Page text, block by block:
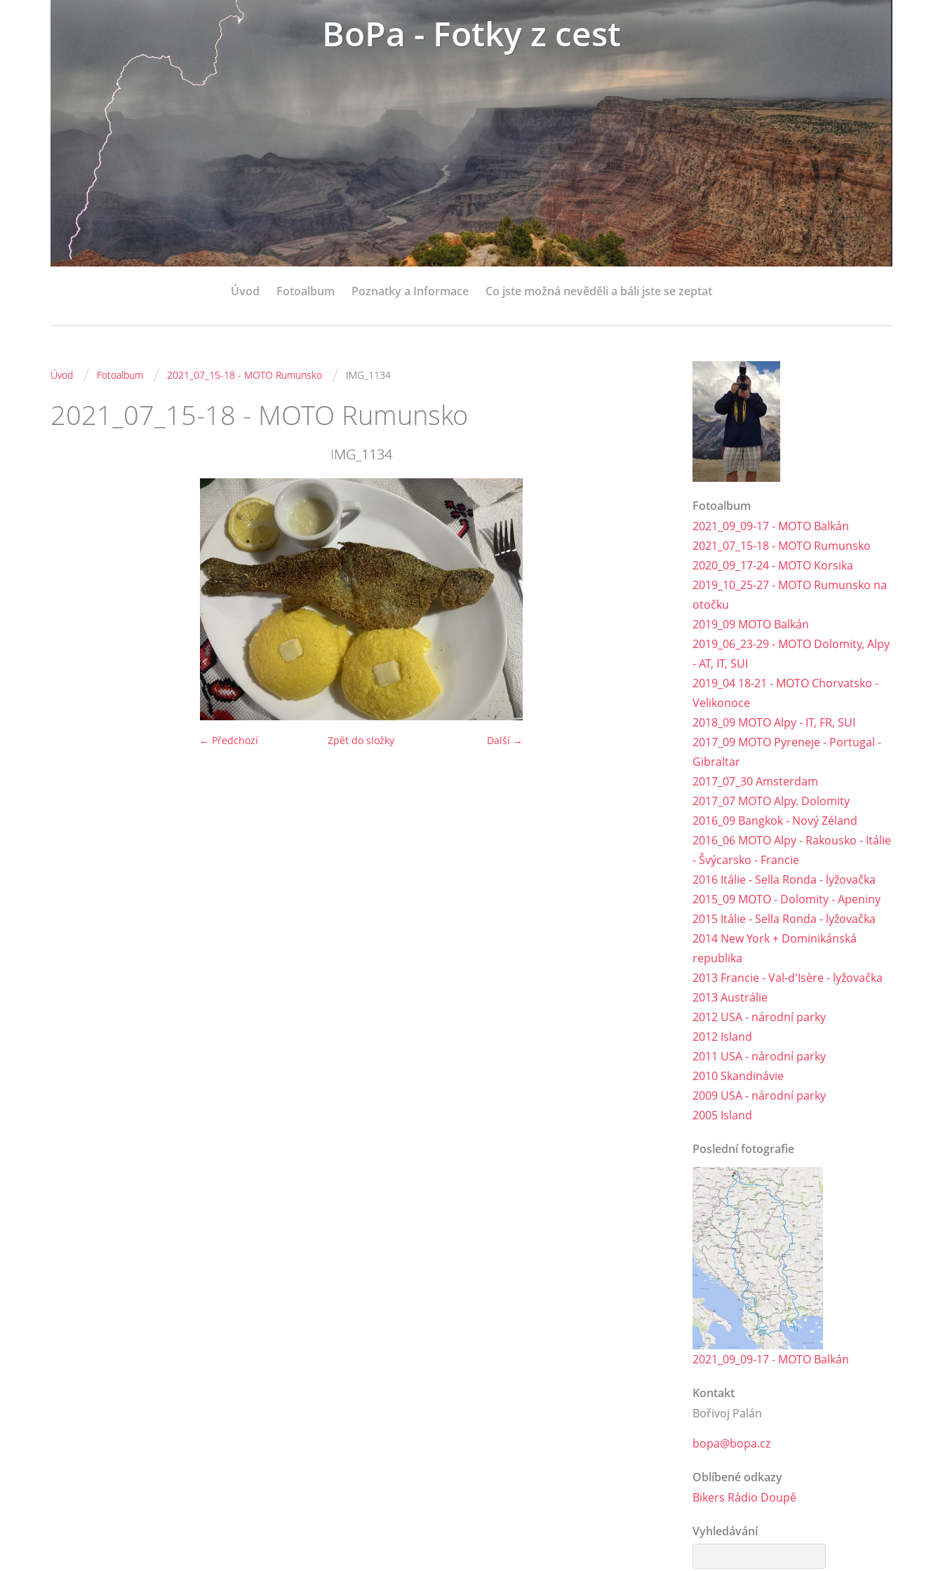
BoPa - Fotky z cest
Úvod Fotoalbum Poznatky a Informace Co jste možná nevěděli a báli jste se zeptat
Úvod / Fotoalbum / 2021_07_15-18 - MOTO Rumunsko / IMG_1134
2021_07_15-18 - MOTO Rumunsko
IMG_1134
← Předchozí Další →
Zpět do složky
Fotoalbum
2021_09_09-17 - MOTO Balkán
2021_07_15-18 - MOTO Rumunsko
2020_09_17-24 - MOTO Korsika
2019_10_25-27 - MOTO Rumunsko na
otočku
2019_09 MOTO Balkán
2019_06_23-29 - MOTO Dolomity, Alpy
- AT, IT, SUI
2019_04 18-21 - MOTO Chorvatsko -
Velikonoce
2018_09 MOTO Alpy - IT, FR, SUI
2017_09 MOTO Pyreneje - Portugal -
Gibraltar
2017_07_30 Amsterdam
2017_07 MOTO Alpy. Dolomity
2016_09 Bangkok - Nový Zéland
2016_06 MOTO Alpy - Rakousko - Itálie
- Švýcarsko - Francie
2016 Itálie - Sella Ronda - lyžovačka
2015_09 MOTO - Dolomity - Apeniny
2015 Itálie - Sella Ronda - lyžovačka
2014 New York + Dominikánská
republika
2013 Francie - Val-d'Isère - lyžovačka
2013 Austrálie
2012 USA - národní parky
2012 Island
2011 USA - národní parky
2010 Skandinávie
2009 USA - národní parky
2005 Island
Poslední fotografie
2021_09_09-17 - MOTO Balkán
Kontakt
Bořivoj Palán
bopa@bopa.cz
Oblíbené odkazy
Bikers Rádio Doupě
Vyhledávání